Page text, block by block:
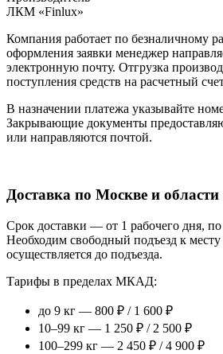
ЛКМ «Finlux»
Компания работает по безналичному
оформления заявки менеджер
электронную почту. Отгрузка
поступления средств на расчетный
В назначении платежа указывайте
Закрывающие документы
или направляются почтой.
Доставка по Москве и области
Срок доставки — от 1 рабочего дня,
Необходим свободный подъезд к месту
осуществляется до подъезда.
Тарифы в пределах МКАД:
до 9 кг — 800 ₽ / 1 600 ₽
10–99 кг — 1 250 ₽ / 2 500 ₽
100–299 кг — 2 450 ₽ / 4 900 ₽